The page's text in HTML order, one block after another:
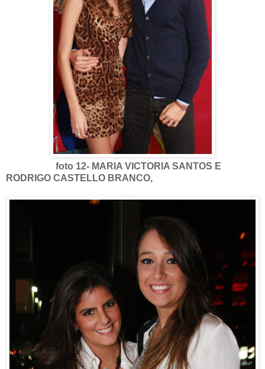
foto 12- MARIA VICTORIA SANTOS E
RODRIGO CASTELLO BRANCO,